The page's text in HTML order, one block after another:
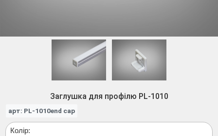
Заглушка для профілю PL-1010
арт: PL-1010end cap
Колір: